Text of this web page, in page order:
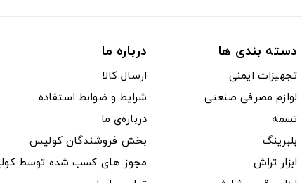
دسته بندی ها
تجهیزات ایمنی
لوازم مصرفی صنعتی
تسمه
بلبرینگ
ابزار تراش
درباره ما
ارسال کالا
شرایط و ضوابط استفاده
درباره‌ی ما
بخش فروشندگان کولیس
مجوز های کسب شده توسط